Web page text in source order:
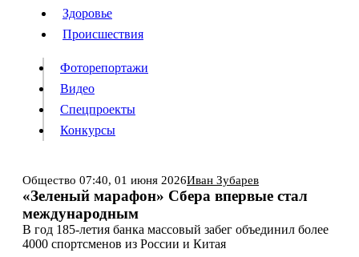
Происшествия
Видео
Конкурсы
ИнформацияПодпискаРекламаВсе новости Архив
Здоровье
Происшествия
Фоторепортажи
Видео
Спецпроекты
Конкурсы
Общество 07:40, 01 июня 2026​Иван Зубарев
«Зеленый марафон» Сбера впервые стал
международным
В год 185-летия банка массовый забег объединил более
4000 спортсменов из России и Китая